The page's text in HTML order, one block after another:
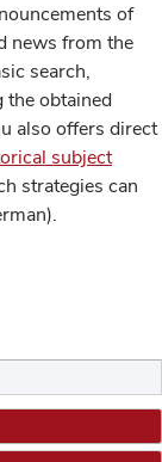
of
news from the
search,
the obtained
also offers direct
subject
strategies can